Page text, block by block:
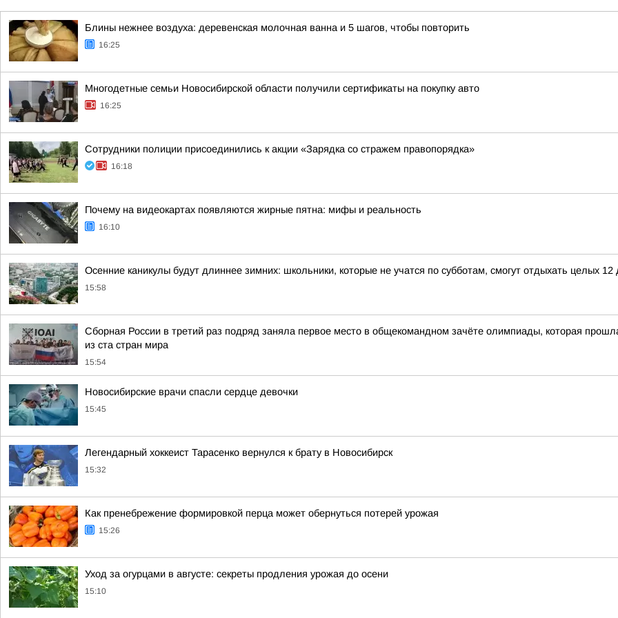
Блины нежнее воздуха: деревенская молочная ванна и 5 шагов, чтобы повторить
16:25
Многодетные семьи Новосибирской области получили сертификаты на покупку авто
16:25
Сотрудники полиции присоединились к акции «Зарядка со стражем правопорядка»
16:18
Почему на видеокартах появляются жирные пятна: мифы и реальность
16:10
Осенние каникулы будут длиннее зимних: школьники, которые не учатся по субботам, смогут отдыхать целых 12
15:58
Сборная России в третий раз подряд заняла первое место в общекомандном зачёте олимпиады, которая
из ста стран мира
15:54
Новосибирские врачи спасли сердце девочки
15:45
Легендарный хоккеист Тарасенко вернулся к брату в Новосибирск
15:32
Как пренебрежение формировкой перца может обернуться потерей урожая
15:26
Уход за огурцами в августе: секреты продления урожая до осени
15:10